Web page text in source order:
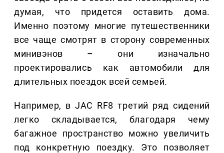
думая, что придется оставить дома.
Именно поэтому многие путешественники
все чаще смотрят в сторону современных
минивэнов – они изначально
проектировались как автомобили для
длительных поездок всей семьей.
Например, в JAC RF8 третий ряд сидений
легко складывается, благодаря чему
багажное пространство можно увеличить
под конкретную поездку. Это позволяет